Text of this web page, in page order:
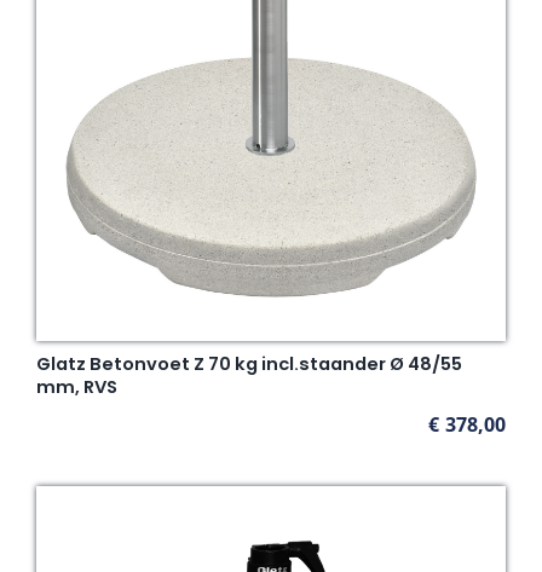
Glatz Betonvoet Z 70 kg incl.staander Ø 48/55
mm, RVS
€ 378,00